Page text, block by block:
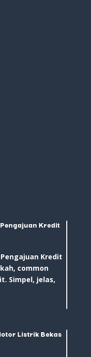
Kredit
Kredit
common
Simpel, jelas,
Listrik Bekas